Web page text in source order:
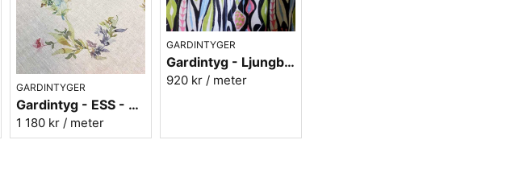
GARDINTYGER
Gardintyg - ESS - 100% Oblekt Lin
1 180 kr / meter
GARDINTYGER
Gardintyg - Ljungbergs - Bulbous blå
920 kr / meter